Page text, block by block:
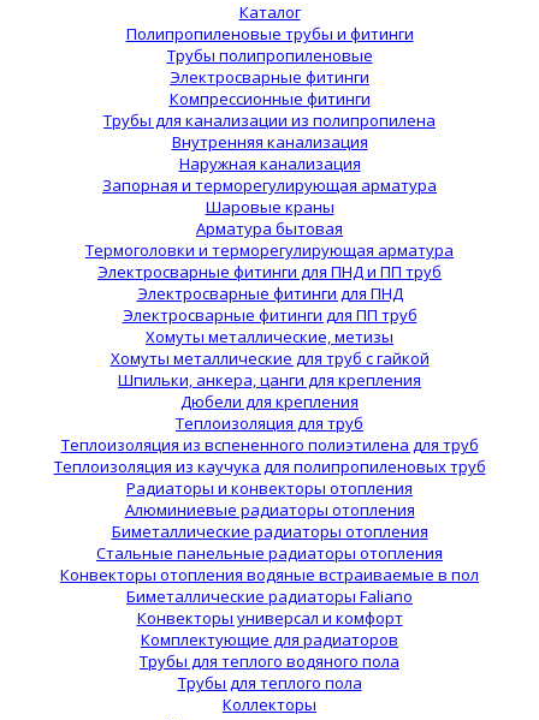
Каталог
Полипропиленовые трубы и фитинги
Трубы полипропиленовые
Электросварные фитинги
Компрессионные фитинги
Трубы для канализации из полипропилена
Внутренняя канализация
Наружная канализация
Запорная и терморегулирующая арматура
Шаровые краны
Арматура бытовая
Термоголовки и терморегулирующая арматура
Электросварные фитинги для ПНД и ПП труб
Электросварные фитинги для ПНД
Электросварные фитинги для ПП труб
Хомуты металлические, метизы
Хомуты металлические для труб с гайкой
Шпильки, анкера, цанги для крепления
Дюбели для крепления
Теплоизоляция для труб
Теплоизоляция из вспененного полиэтилена для труб
Теплоизоляция из каучука для полипропиленовых труб
Радиаторы и конвекторы отопления
Алюминиевые радиаторы отопления
Биметаллические радиаторы отопления
Стальные панельные радиаторы отопления
Конвекторы отопления водяные встраиваемые в пол
Биметаллические радиаторы Faliano
Конвекторы универсал и комфорт
Комплектующие для радиаторов
Трубы для теплого водяного пола
Трубы для теплого пола
Коллекторы